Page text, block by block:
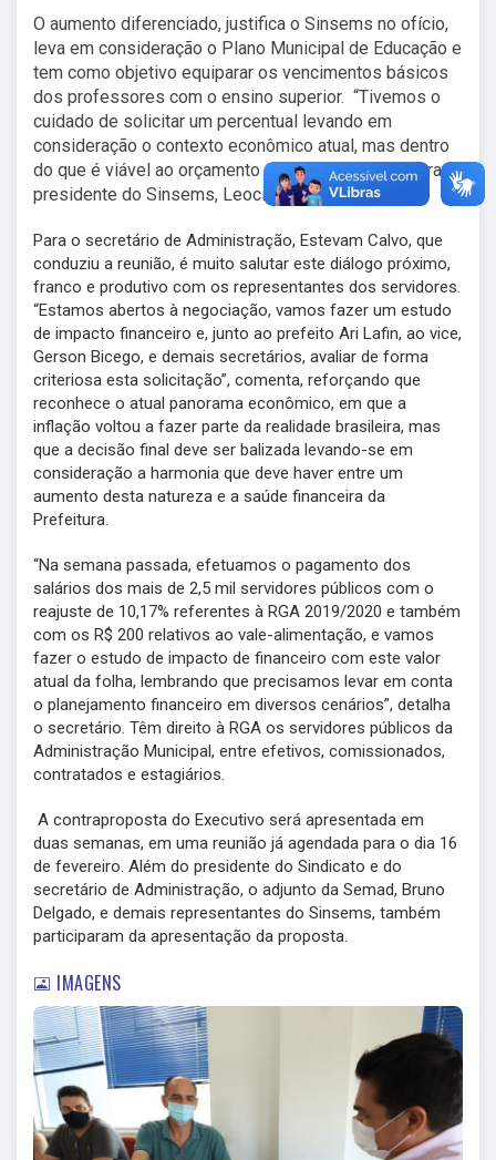
O aumento diferenciado, justifica o Sinsems no ofício,
leva em consideração o Plano Municipal de Educação e
tem como objetivo equiparar os vencimentos básicos
dos professores com o ensino superior. “Tivemos o
cuidado de solicitar um percentual levando em
consideração o contexto econômico atual, mas dentro
do que é viável ao orçamento da Prefeitura”, pondera o
presidente do Sinsems, Leocir Faccio.
Para o secretário de Administração, Estevam Calvo, que
conduziu a reunião, é muito salutar este diálogo próximo,
franco e produtivo com os representantes dos servidores.
“Estamos abertos à negociação, vamos fazer um estudo
de impacto financeiro e, junto ao prefeito Ari Lafin, ao vice,
Gerson Bicego, e demais secretários, avaliar de forma
criteriosa esta solicitação”, comenta, reforçando que
reconhece o atual panorama econômico, em que a
inflação voltou a fazer parte da realidade brasileira, mas
que a decisão final deve ser balizada levando-se em
consideração a harmonia que deve haver entre um
aumento desta natureza e a saúde financeira da
Prefeitura.
“Na semana passada, efetuamos o pagamento dos
salários dos mais de 2,5 mil servidores públicos com o
reajuste de 10,17% referentes à RGA 2019/2020 e também
com os R$ 200 relativos ao vale-alimentação, e vamos
fazer o estudo de impacto de financeiro com este valor
atual da folha, lembrando que precisamos levar em conta
o planejamento financeiro em diversos cenários”, detalha
o secretário. Têm direito à RGA os servidores públicos da
Administração Municipal, entre efetivos, comissionados,
contratados e estagiários.
A contraproposta do Executivo será apresentada em
duas semanas, em uma reunião já agendada para o dia 16
de fevereiro. Além do presidente do Sindicato e do
secretário de Administração, o adjunto da Semad, Bruno
Delgado, e demais representantes do Sinsems, também
participaram da apresentação da proposta.
IMAGENS